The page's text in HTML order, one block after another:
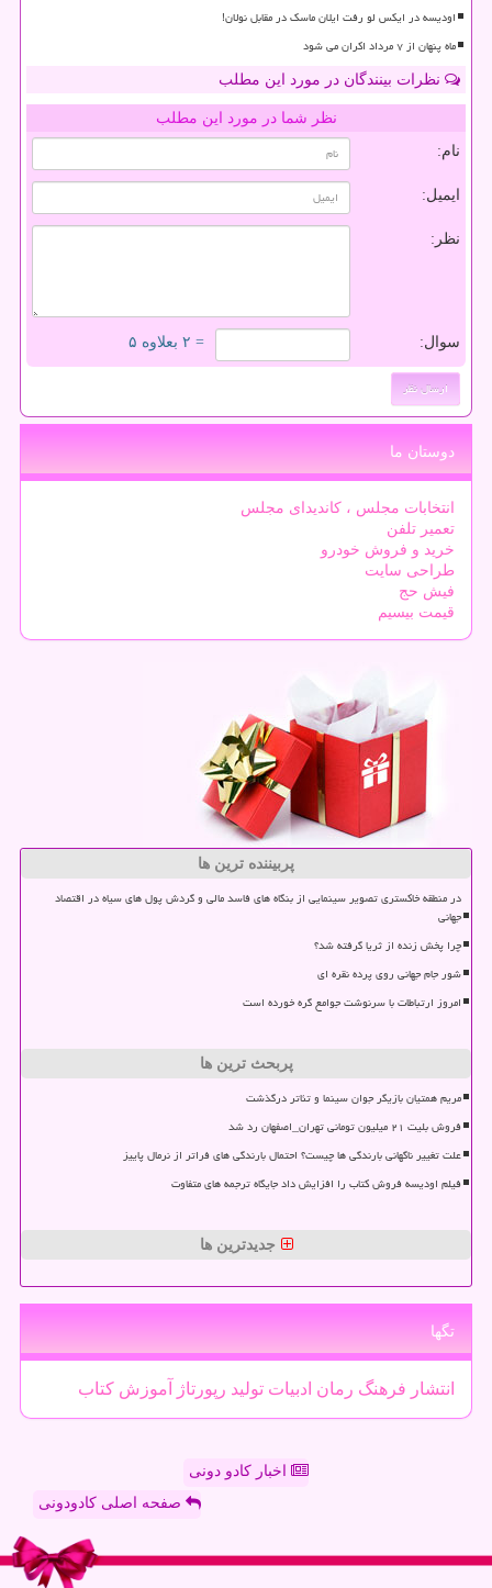
اودیسه در ایکس لو رفت ایلان ماسک در مقابل نولان!
ماه پنهان از ۷ مرداد اکران می شود
نظرات بینندگان در مورد این مطلب
نظر شما در مورد این مطلب
نام:
ایمیل:
نظر:
سوال: = ۲ بعلاوه ۵
دوستان ما
انتخابات مجلس ، کاندیدای مجلس
تعمیر تلفن
خرید و فروش خودرو
طراحی سایت
فیش حج
قیمت بیسیم
پربیننده ترین ها
در منطقه خاکستری تصویر سینمایی از بنگاه های فاسد مالی و گردش پول های سیاه در اقتصاد
جهانی
چرا پخش زنده از ثریا گرفته شد؟
شور جام جهانی روی پرده نقره ای
امروز ارتباطات با سرنوشت جوامع گره خورده است
پربحث ترین ها
مریم همتیان بازیگر جوان سینما و تئاتر درگذشت
فروش بلیت ۲۱ میلیون تومانی تهران_اصفهان رد شد
علت تغییر ناگهانی بارندگی ها چیست؟ احتمال بارندگی های فراتر از نرمال پاییز
فیلم اودیسه فروش کتاب را افزایش داد جایگاه ترجمه های متفاوت
جدیدترین ها
تگها
انتشار فرهنگ رمان ادبیات تولید رپورتاژ آموزش كتاب
اخبار کادو دونی
صفحه اصلی کادودونی